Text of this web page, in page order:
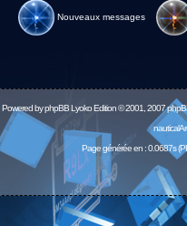
Nouveaux messages
Powered byphpBBLyoko Edition © 2001, 2007
Page générée en : 0.0687s